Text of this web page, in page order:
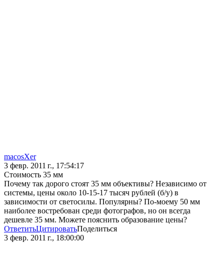
macosXer
3 февр. 2011 г., 17:54:17
Стоимость 35 мм
Почему так дорого стоят 35 мм объективы? Независимо от
системы, цены около 10-15-17 тысяч рублей (б/у) в
зависимости от светосилы. Популярны? По-моему 50 мм
наиболее востребован среди фотографов, но он всегда
дешевле 35 мм. Можете пояснить образование цены?
ОтветитьЦитироватьПоделиться
3 февр. 2011 г., 18:00:00